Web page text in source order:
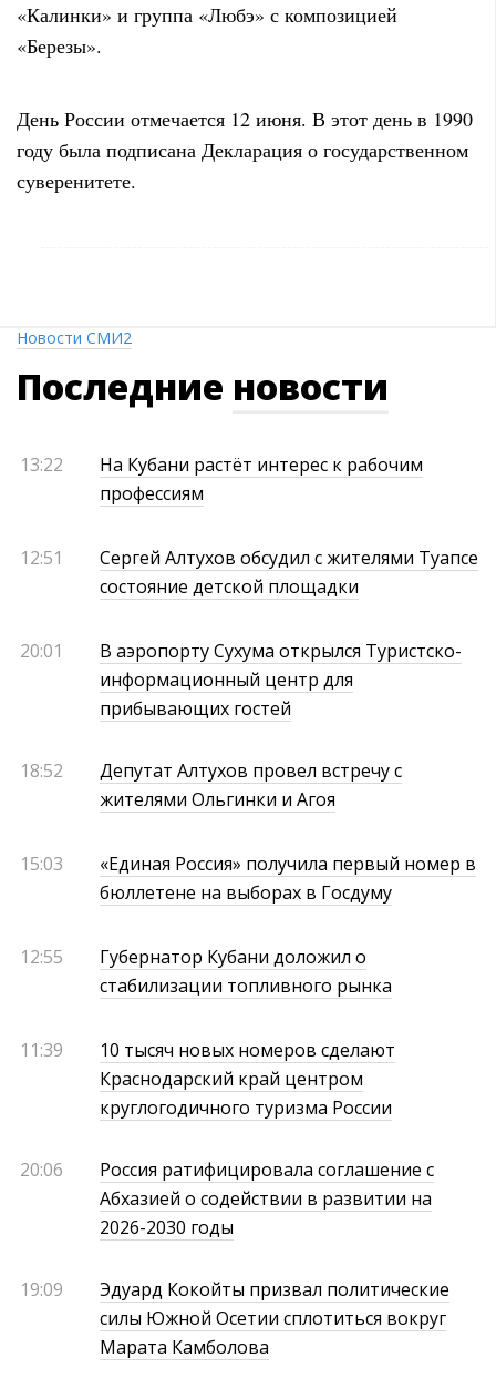
«Калинки» и группа «Любэ» с композицией
«Березы».
День России отмечается 12 июня. В этот день в 1990
году была подписана Декларация о государственном
суверенитете.
Новости СМИ2
Последние новости
13:22
На Кубани растёт интерес к рабочим
профессиям
12:51
Сергей Алтухов обсудил с жителями Туапсе
состояние детской площадки
20:01
В аэропорту Сухума открылся Туристско-
информационный центр для
прибывающих гостей
18:52
Депутат Алтухов провел встречу с
жителями Ольгинки и Агоя
15:03
«Единая Россия» получила первый номер в
бюллетене на выборах в Госдуму
12:55
Губернатор Кубани доложил о
стабилизации топливного рынка
11:39
10 тысяч новых номеров сделают
Краснодарский край центром
круглогодичного туризма России
20:06
Россия ратифицировала соглашение с
Абхазией о содействии в развитии на
2026-2030 годы
19:09
Эдуард Кокойты призвал политические
силы Южной Осетии сплотиться вокруг
Марата Камболова